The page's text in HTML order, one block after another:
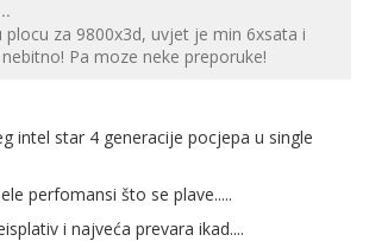
plocu za 9800x3d, uvjet je min 6xsata i
Pa moze neke preporuke!
intel star 4 generacije pocjepa u single
perfomansi što se plave.....
i najveća prevara ikad....